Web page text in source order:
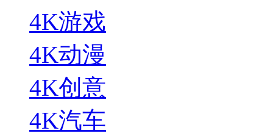
4K游戏
4K动漫
4K创意
4K汽车